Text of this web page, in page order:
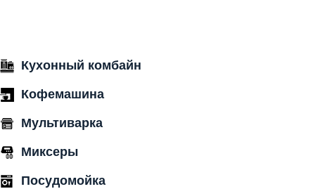
Кухонный комбайн
Кофемашина
Мультиварка
Миксеры
Посудомойка